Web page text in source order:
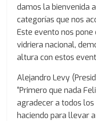
damos la bienvenida
categorías que nos
Este evento nos
vidriera nacional,
altura con estos
Alejandro Levy
“Primero que nada
agradecer a todos
haciendo para llevar